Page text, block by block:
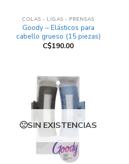
COLAS - LIGAS - PRENSAS
Goody – Elásticos para
cabello grueso (15 piezas)
C$190.00
SIN EXISTENCIAS